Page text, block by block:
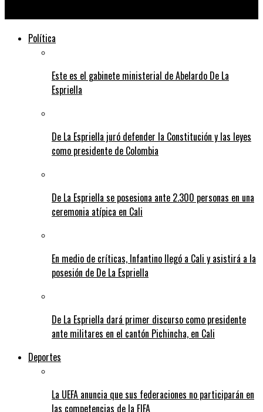
Política
Este es el gabinete ministerial de Abelardo De La
Espriella
De La Espriella juró defender la Constitución y las leyes
como presidente de Colombia
De La Espriella se posesiona ante 2.300 personas en una
ceremonia atípica en Cali
En medio de críticas, Infantino llegó a Cali y asistirá a la
posesión de De La Espriella
De La Espriella dará primer discurso como presidente
ante militares en el cantón Pichincha, en Cali
Deportes
La UEFA anuncia que sus federaciones no participarán en
las competencias de la FIFA